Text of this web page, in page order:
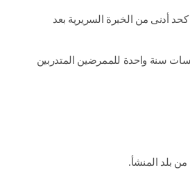
أدنى من الخبرة السريرية بعد
سنة واحدة للممرضين المتدربين
بلد المنشأ.